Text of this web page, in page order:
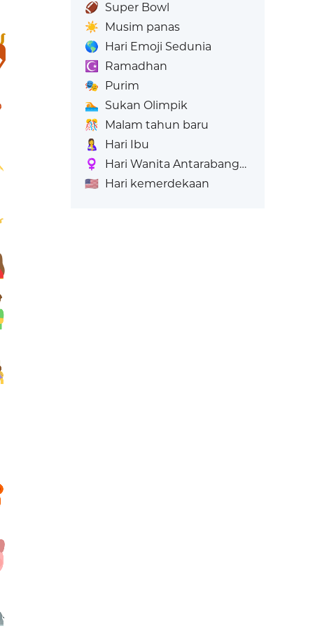
🏈 Super Bowl
☀️ Musim panas
🌎 Hari Emoji Sedunia
☪️
Ramadhan
🎭 Purim
🏊 Sukan Olimpik
🎊
Malam tahun baru
🤱
Hari Ibu
♀️
Hari Wanita Antarabangsa
🇺🇸 Hari kemerdekaan